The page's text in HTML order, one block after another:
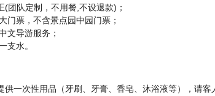
(团队定制，不用餐,不设退款)；
门票，不含景点园中园门票；
文导游服务；
支水。
供一次性用品（牙刷、牙膏、香皂、沐浴液等），请客